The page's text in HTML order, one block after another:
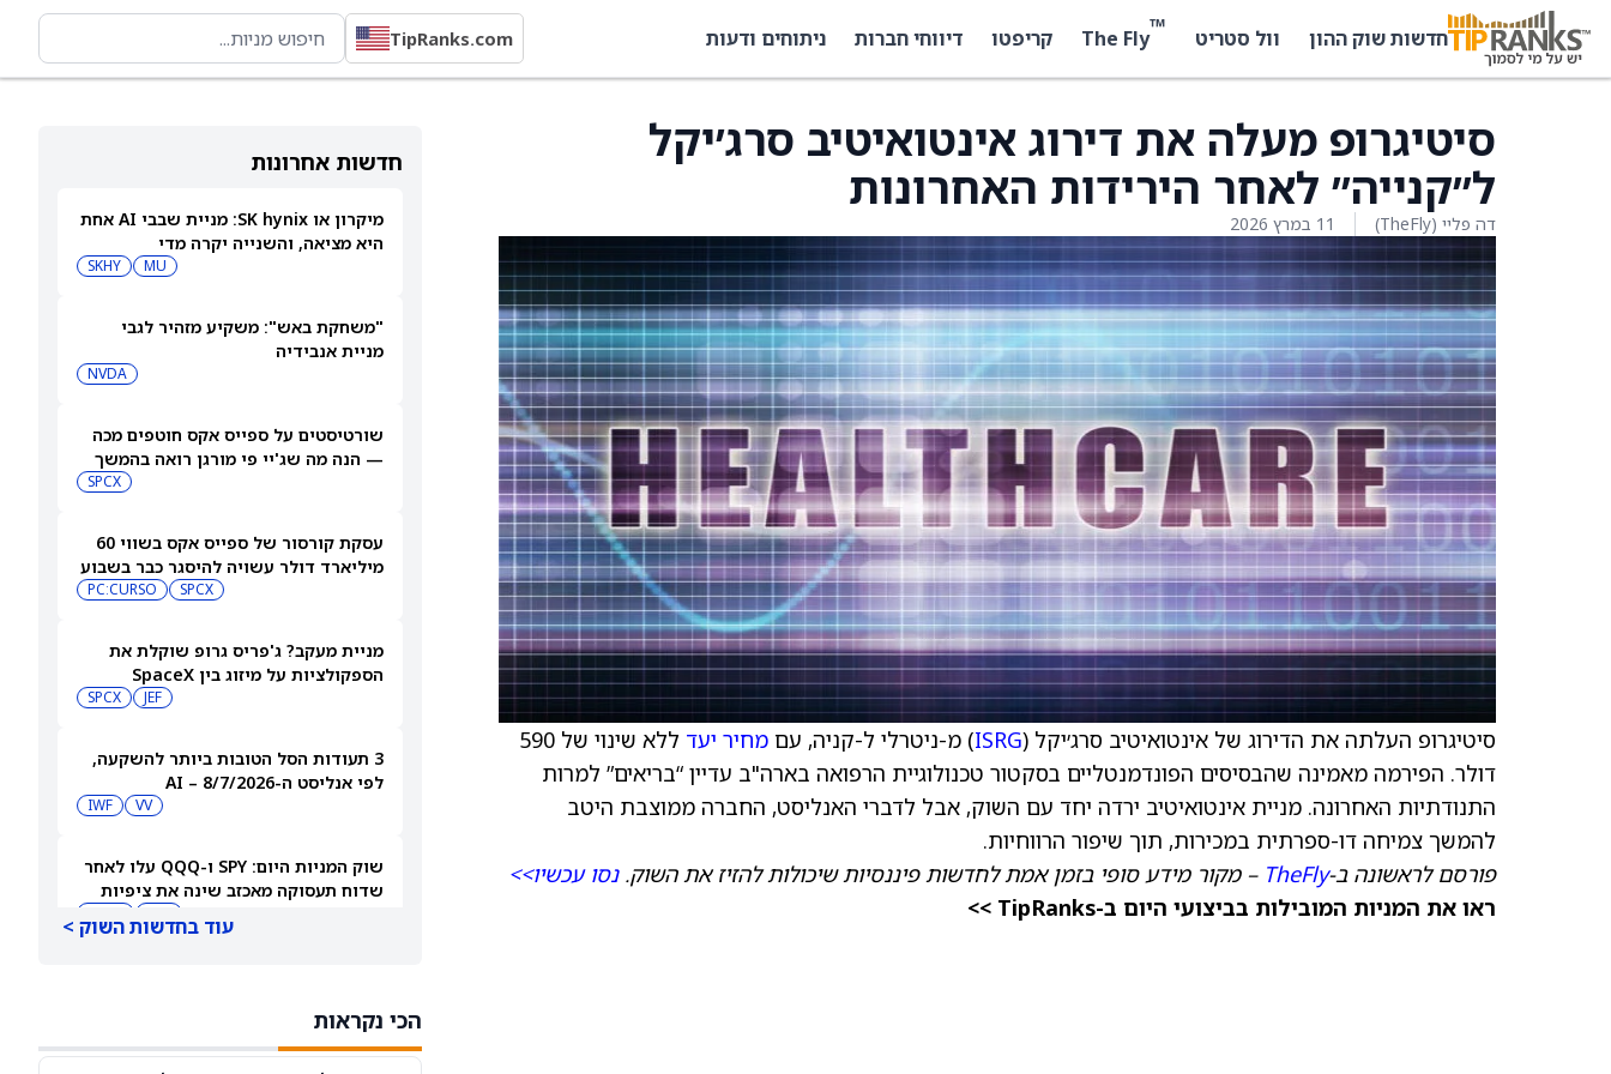
חדשות שוק ההון וול סטריט ™
The Fly קריפטו דיווחי חברות ניתוחים ודעות TipRanks.com
חדשות אחרונות
מיקרון או SK hynix: מניית שבבי AI אחת
היא מציאה, והשנייה יקרה מדי
MU
SKHY
"משחקת באש": משקיע מזהיר לגבי
מניית אנבידיה
NVDA
שורטיסטים על ספייס אקס חוטפים מכה
— הנה מה שג'יי פי מורגן רואה בהמשך
SPCX
עסקת קורסור של ספייס אקס בשווי 60
מיליארד דולר עשויה להיסגר כבר בשבוע
SPCX
PC:CURSO
מניית מעקב? ג'פריס גרופ שוקלת את
הספקולציות על מיזוג בין SpaceX
JEF
SPCX
3 תעודות הסל הטובות ביותר להשקעה,
לפי אנליסט ה-AI – 8/7/2026
VV
IWF
שוק המניות היום: SPY ו-QQQ עלו לאחר
שדוח תעסוקה מאכזב שינה את ציפיות
עוד בחדשות השוק >
הכי נקראות
סיטיגרופ מעלה את דירוג אינטואיטיב סרג׳יקל
ל״קנייה״ לאחר הירידות האחרונות
דה פליי (TheFly) 11 במרץ 2026
סיטיגרופ העלתה את הדירוג של אינטואיטיב סרג׳יקל (ISRG) מ-ניטרלי ל-קניה, עם מחיר יעד
ללא שינוי של 590
דולר. הפירמה מאמינה שהבסיסים הפונדמנטליים בסקטור טכנולוגיית הרפואה בארה"ב עדיין “בריאים” למרות
התנודתיות האחרונה. מניית אינטואיטיב ירדה יחד עם השוק, אבל לדברי האנליסט, החברה ממוצבת היטב
להמשך צמיחה דו-ספרתית במכירות, תוך שיפור הרווחיות.
פורסם לראשונה ב-TheFly – מקור מידע סופי בזמן אמת לחדשות פיננסיות שיכולות להזיז את השוק.נסו עכשיו>>
ראו את המניות המובילות בביצועי היום ב-TipRanks >>